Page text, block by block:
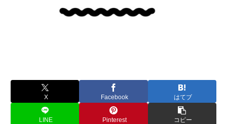
X Facebook はてブ
LINE Pinterest コピー